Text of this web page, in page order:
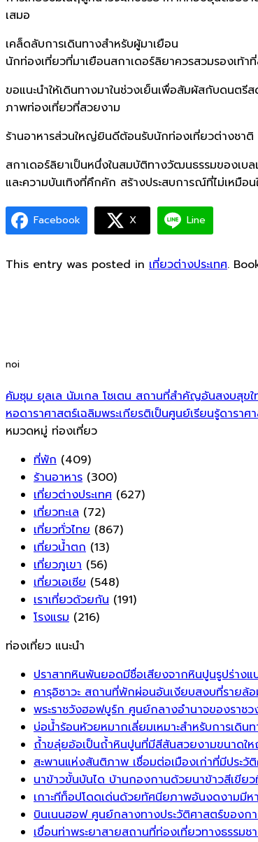
เสมอ
เคล็ดลับการเดินทางสำหรับผู้มาเยือน
นักท่องเที่ยวที่มาเยือนสกาเดอร์ลิยาควรสวมรองเท้
ขอแนะนำให้เดินทางมาในช่วงเย็นเพื่อสัมผัสกับดนต
ภาพท่องเที่ยวที่สวยงาม
ร้านอาหารส่วนใหญ่ยินดีต้อนรับนักท่องเที่ยวต่างชาติ
สกาเดอร์ลิยาเป็นหนึ่งในสมบัติทางวัฒนธรรมของเบ
และความบันเทิงที่คึกคัก สร้างประสบการณ์ที่ไม่เห
Facebook X Line
This entry was posted in เที่ยวต่างประเทศ.
noi
คัมซุม ยุลเล นัมเกล โชเตน สถานที่สำคัญอันสงบสุขใ
หอดาราศาสตร์เฉลิมพระเกียรติเป็นศูนย์เรียนรู้ดารา
หมวดหมู่ ท่องเที่ยว
ที่พัก (409)
ร้านอาหาร (300)
เที่ยวต่างประเทศ (627)
เที่ยวทะเล (72)
เที่ยวทั่วไทย (867)
เที่ยวน้ำตก (13)
เที่ยวภูเขา (56)
เที่ยวเอเซีย (548)
เราเที่ยวด้วยกัน (191)
โรงแรม (216)
ท่องเที่ยว แนะนำ
ปราสาทหินพันยอดมีชื่อเสียงจากหินปูนรูปร่างแ
คารุอิซาวะ สถานที่พักผ่อนอันเงียบสงบที่รายล้
พระราชวังฮอฟบูร์ก ศูนย์กลางอำนาจของราช
บ่อน้ำร้อนห้วยหมากเลี่ยมเหมาะสำหรับการเดิ
ถ้ำขลุ่ยอ้อเป็นถ้ำหินปูนที่มีสีสันสวยงามขนาดใ
สะพานแห่งสันติภาพ เชื่อมต่อเมืองเก่าที่มีปร
นาข้าวขั้นบันได บ้านกองกานด้วยนาข้าวสีเขีย
เกาะทีท็อปโดดเด่นด้วยทัศนียภาพอันงดงามมี
บินเนนฮอฟ ศูนย์กลางทางประวัติศาสตร์ของกา
เขื่อนท่าพระยาสายสถานที่ท่องเที่ยวทางธรรม